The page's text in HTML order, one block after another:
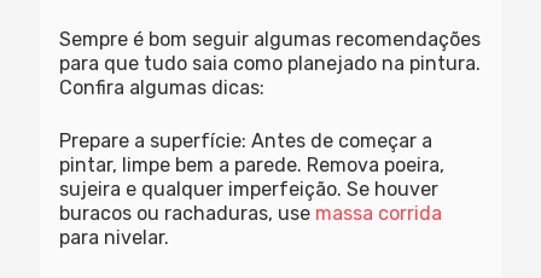
Sempre é bom seguir algumas recomendações
para que tudo saia como planejado na pintura.
Confira algumas dicas:
Prepare a superfície:Antes de começar a
pintar, limpe bem a parede. Remova poeira,
sujeira e qualquer imperfeição. Se houver
buracos ou rachaduras, use massa corrida
para nivelar.